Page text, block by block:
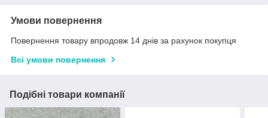
Умови повернення
Повернення товару впродовж 14 днів за рахунок покупця
Всі умови повернення
Подібні товари компанії